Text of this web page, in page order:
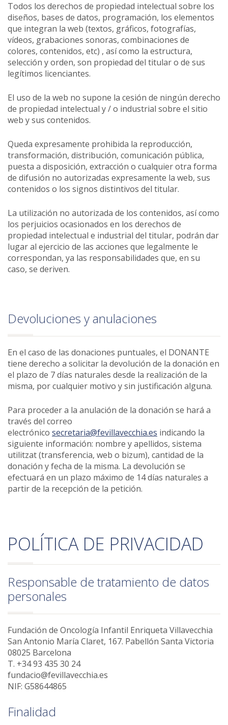
Todos los derechos de propiedad intelectual sobre los
diseños, bases de datos, programación, los elementos
que integran la web (textos, gráficos, fotografías,
vídeos, grabaciones sonoras, combinaciones de
colores, contenidos, etc) , así como la estructura,
selección y orden, son propiedad del titular o de sus
legítimos licenciantes.
El uso de la web no supone la cesión de ningún derecho
de propiedad intelectual y / o industrial sobre el sitio
web y sus contenidos.
Queda expresamente prohibida la reproducción,
transformación, distribución, comunicación pública,
puesta a disposición, extracción o cualquier otra forma
de difusión no autorizadas expresamente la web, sus
contenidos o los signos distintivos del titular.
La utilización no autorizada de los contenidos, así como
los perjuicios ocasionados en los derechos de
propiedad intelectual e industrial del titular, podrán dar
lugar al ejercicio de las acciones que legalmente le
correspondan, ya las responsabilidades que, en su
caso, se deriven.
Devoluciones y anulaciones
En el caso de las donaciones puntuales, el DONANTE
tiene derecho a solicitar la devolución de la donación en
el plazo de 7 días naturales desde la realización de la
misma, por cualquier motivo y sin justificación alguna.
Para proceder a la anulación de la donación se hará a
través del correo
electrónico secretaria@fevillavecchia.es indicando la
siguiente información: nombre y apellidos, sistema
utilitzat (transferencia, web o bizum), cantidad de la
donación y fecha de la misma. La devolución se
efectuará en un plazo máximo de 14 días naturales a
partir de la recepción de la petición.
POLÍTICA DE PRIVACIDAD
Responsable de tratamiento de datos
personales
Fundación de Oncología Infantil Enriqueta Villavecchia
San Antonio María Claret, 167. Pabellón Santa Victoria
08025 Barcelona
T. +34 93 435 30 24
fundacio@fevillavecchia.es
NIF: G58644865
Finalidad